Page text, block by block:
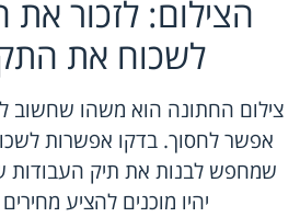
הצילום: לזכור את
לשכוח את
צילום החתונה הוא משהו שחשוב
אפשר לחסוך. בדקו אפשרות
שמחפש לבנות את תיק העבודות
יהיו מוכנים להציע